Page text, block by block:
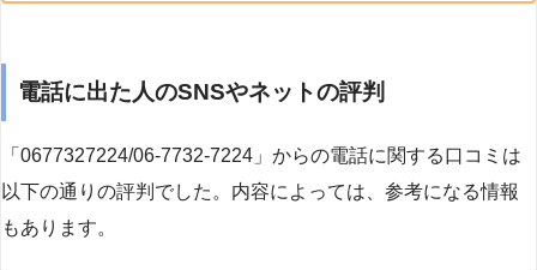
電話に出た人のSNSやネットの評判
「0677327224/06-7732-7224」からの電話に関する口コミは
以下の通りの評判でした。内容によっては、参考になる情報
もあります。